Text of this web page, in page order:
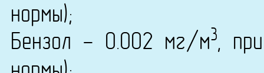
нормы);
Бензол - 0.002 мг/м3,